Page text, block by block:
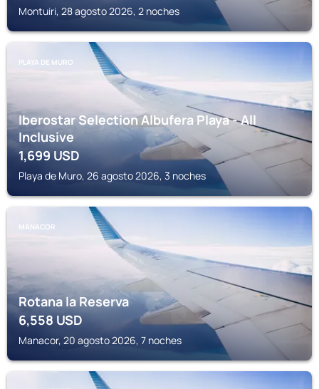
Montuiri, 28 agosto 2026, 2 noches
PLAYA DE MURO
Iberostar Selection Albufera Playa - All
Inclusive
1,699USD
Playa de Muro, 26 agosto 2026, 3 noches
MANACOR
Rotana la Reserva
6,558 USD
Manacor, 20 agosto 2026, 7 noches